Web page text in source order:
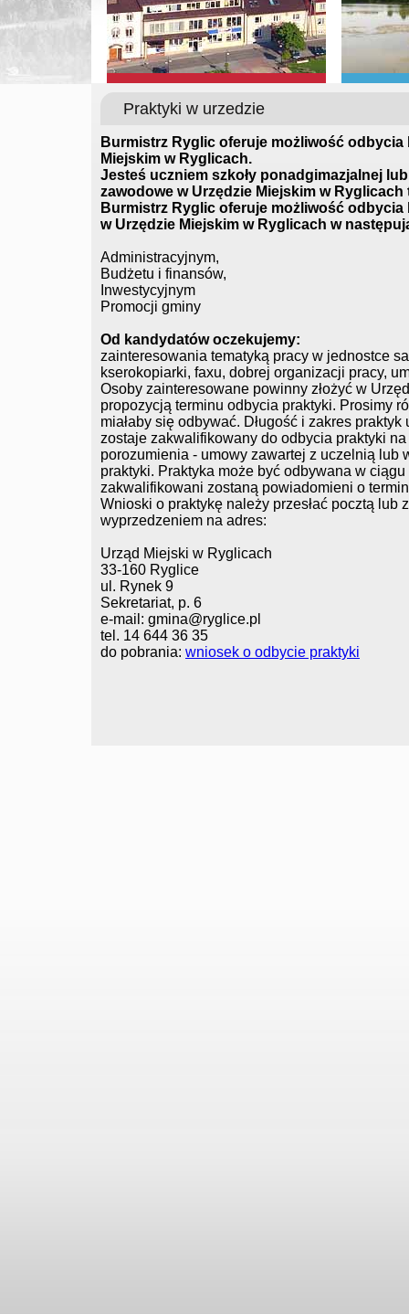
Praktyki w urzedzie
Burmistrz Ryglic oferuje możliwość
Miejskim w Ryglicach.
Jesteś uczniem szkoły ponadgimazjalnej
zawodowe w Urzędzie Miejskim w
Burmistrz Ryglic oferuje możliwość
w Urzędzie Miejskim w Ryglicach w
Administracyjnym,
Budżetu i finansów,
Inwestycyjnym
Promocji gminy
Od kandydatów oczekujemy:
zainteresowania tematyką pracy w jednostce
kserokopiarki, faxu, dobrej organizacji pracy,
Osoby zainteresowane powinny złożyć w
propozycją terminu odbycia praktyki. Prosimy
miałaby się odbywać. Długość i zakres
zostaje zakwalifikowany do odbycia praktyki
porozumienia - umowy zawartej z uczelnią lub
praktyki. Praktyka może być odbywana w
zakwalifikowani zostaną powiadomieni o
Wnioski o praktykę należy przesłać pocztą lub
wyprzedzeniem na adres:
Urząd Miejski w Ryglicach
33-160 Ryglice
ul. Rynek 9
Sekretariat, p. 6
e-mail: gmina@ryglice.pl
tel. 14 644 36 35
do pobrania: wniosek o odbycie praktyki